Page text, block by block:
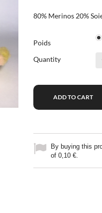
80% Merinos 20%
Poids
Quantity
ADD TO CART
By buying this
of 0,10 €.